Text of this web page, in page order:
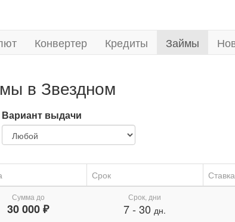
Конвертер Кредиты Займы
в Звездном
Вариант выдачи
Срок Ставка
Сумма до
30 000 ₽
Срок, дни
7- 30 дн.